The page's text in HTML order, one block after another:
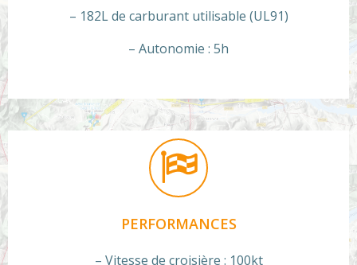
– 182L de carburant utilisable (UL91)
– Autonomie : 5h
PERFORMANCES
– Vitesse de croisière : 100kt